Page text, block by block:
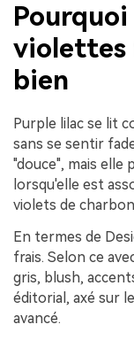
violettes
bien
Purple lilac se lit
sans se sentir
"douce", mais
lorsqu'elle est
violets de
En termes de
frais. Selon ce
gris, blush,
éditorial, axé sur
avancé.